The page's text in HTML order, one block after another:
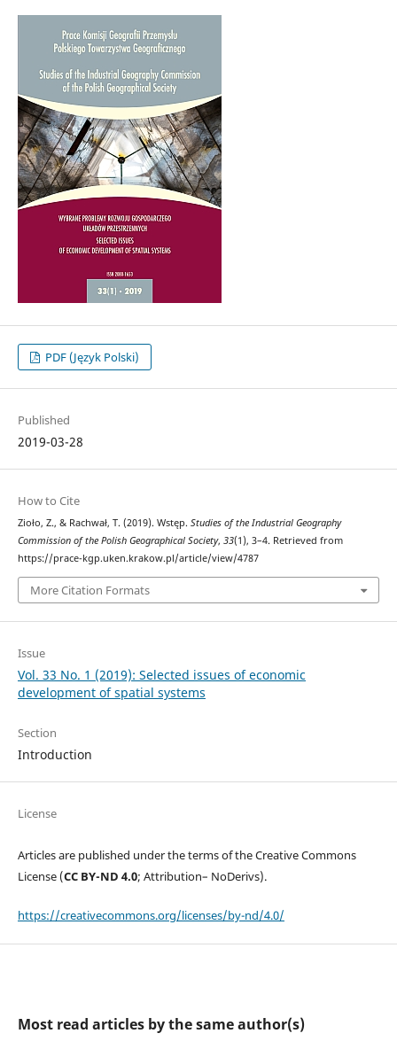
PDF (Język Polski)
Published
2019-03-28
How to Cite
Zioło, Z., & Rachwał, T. (2019). Wstęp. Studies of the Industrial Geography
Commission of the Polish Geographical Society, 33(1), 3–4. Retrieved from
https://prace-kgp.uken.krakow.pl/article/view/4787
More Citation Formats
Issue
Vol. 33 No. 1 (2019): Selected issues of economic
development of spatial systems
Section
Introduction
License
Articles are published under the terms of the Creative Commons
License (CC BY-ND 4.0; Attribution– NoDerivs).
https://creativecommons.org/licenses/by-nd/4.0/
Most read articles by the same author(s)